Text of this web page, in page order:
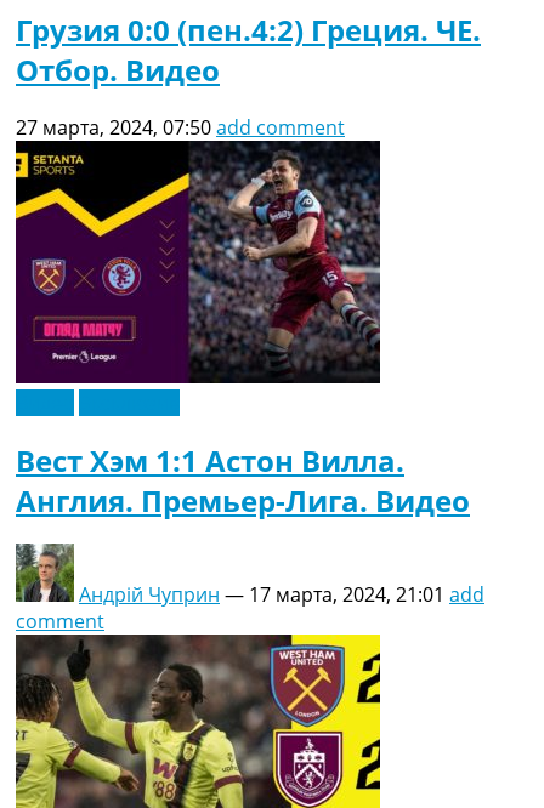
Грузия 0:0 (пен.4:2) Греция. ЧЕ.
Отбор. Видео
27 марта, 2024, 07:50add comment
Вест Хэм 1:1 Астон Вилла.
Англия. Премьер-Лига. Видео
Андрій Чуприн — 17 марта, 2024, 21:01 add
comment